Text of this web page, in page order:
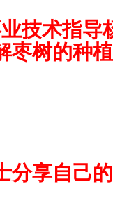
技术指导
枣树的种
分享自己